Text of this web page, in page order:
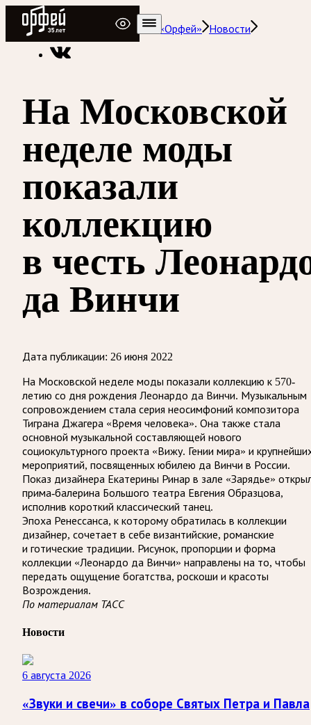
Радио Орфей
Радио классической музыки «Орфей»
Новости
На Московской
неделе моды
показали
коллекцию
в честь
да Винчи
Дата публикации: 26 июня 2022
На Московской неделе моды показали коллекцию к 570-
летию со дня рождения Леонардо да Винчи. Музыкальным
сопровождением стала серия неосимфоний композитора
Тиграна Джагера «Время человека». Она также стала
основной музыкальной составляющей нового
социокультурного проекта «Вижу. Гении мира» и
мероприятий, посвященных юбилею да Винчи в России.
Показ дизайнера Екатерины Ринар в зале «Зарядье»
прима-балерина Большого театра Евгения Образцова,
исполнив короткий классический танец.
Эпоха Ренессанса, к которому обратилась в коллекции
дизайнер, сочетает в себе византийские, романские
и готические традиции. Рисунок, пропорции и форма
коллекции «Леонардо да Винчи» направлены на то, чтобы
передать ощущение богатства, роскоши и красоты
Возрождения.
По материалам ТАСС
Новости
6 августа 2026
«Звуки и свечи» в соборе Святых Петра и Павла